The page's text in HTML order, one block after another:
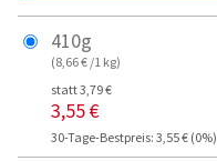
410g
(8,66 € /1 kg)
statt 3,79 €
3,55 €
30-Tage-Bestpreis: 3,55 € (0%)